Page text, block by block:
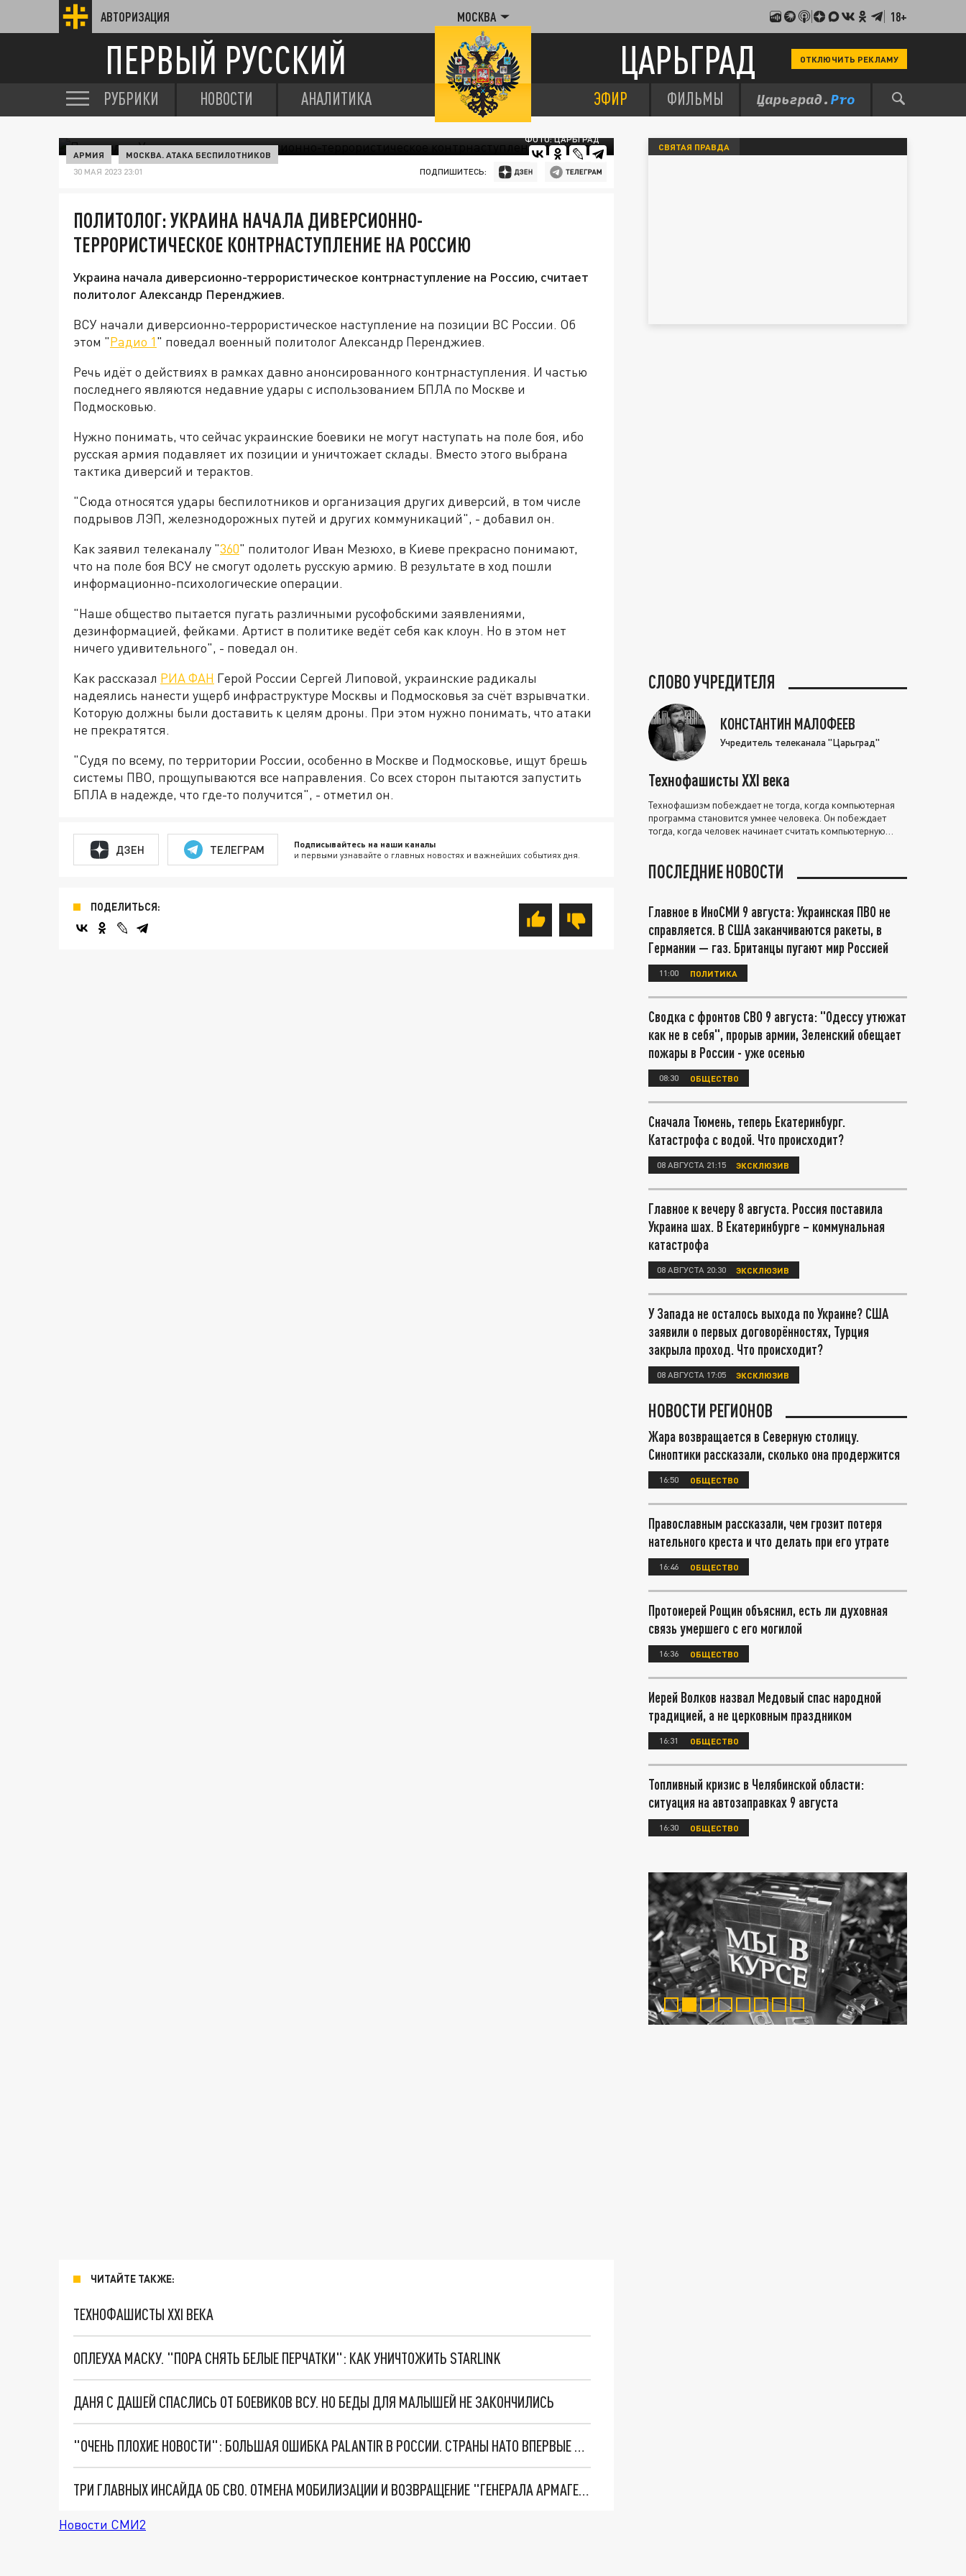
АВТОРИЗАЦИЯ МОСКВА 18+
ПЕРВЫЙ РУССКИЙ ЦАРЬГРАД ОТКЛЮЧИТЬ РЕКЛАМУ
РУБРИКИ НОВОСТИ АНАЛИТИКА ЭФИР ФИЛЬМЫ
ФОТО: ЦАРЬГРАД
АРМИЯ МОСКВА. АТАКА БЕСПИЛОТНИКОВ
30 МАЯ 2023 23:01 ПОДПИШИТЕСЬ:
ПОЛИТОЛОГ: УКРАИНА НАЧАЛА ДИВЕРСИОННО-
ТЕРРОРИСТИЧЕСКОЕ КОНТРНАСТУПЛЕНИЕ НА РОССИЮ
Украина начала диверсионно-террористическое контрнаступление на Россию, считает
политолог Александр Перенджиев.
ВСУ начали диверсионно-террористическое наступление на позиции ВС России. Об
этом "Радио 1" поведал военный политолог Александр Перенджиев.
Речь идёт о действиях в рамках давно анонсированного контрнаступления. И частью
последнего являются недавние удары с использованием БПЛА по Москве и
Подмосковью.
Нужно понимать, что сейчас украинские боевики не могут наступать на поле боя, ибо
русская армия подавляет их позиции и уничтожает склады. Вместо этого выбрана
тактика диверсий и терактов.
"Сюда относятся удары беспилотников и организация других диверсий, в том числе
подрывов ЛЭП, железнодорожных путей и других коммуникаций", - добавил он.
Как заявил телеканалу "360" политолог Иван Мезюхо, в Киеве прекрасно понимают,
что на поле боя ВСУ не смогут одолеть русскую армию. В результате в ход пошли
информационно-психологические операции.
"Наше общество пытается пугать различными русофобскими заявлениями,
дезинформацией, фейками. Артист в политике ведёт себя как клоун. Но в этом нет
ничего удивительного", - поведал он.
Как рассказал РИА ФАН Герой России Сергей Липовой, украинские радикалы
надеялись нанести ущерб инфраструктуре Москвы и Подмосковья за счёт взрывчатки.
Которую должны были доставить к целям дроны. При этом нужно понимать, что атаки
не прекратятся.
"Судя по всему, по территории России, особенно в Москве и Подмосковье, ищут брешь
системы ПВО, прощупываются все направления. Со всех сторон пытаются запустить
БПЛА в надежде, что где-то получится", - отметил он.
ДЗЕН ТЕЛЕГРАМ Подписывайтесь на наши каналы
и первыми узнавайте о главных новостях и важнейших событиях дня.
ПОДЕЛИТЬСЯ:
ЧИТАЙТЕ ТАКЖЕ:
ТЕХНОФАШИСТЫ XXI ВЕКА
ОПЛЕУХА МАСКУ. "ПОРА СНЯТЬ БЕЛЫЕ ПЕРЧАТКИ": КАК УНИЧТОЖИТЬ STARLINK
ДАНЯ С ДАШЕЙ СПАСЛИСЬ ОТ БОЕВИКОВ ВСУ. НО БЕДЫ ДЛЯ МАЛЫШЕЙ НЕ ЗАКОНЧИЛИСЬ
"ОЧЕНЬ ПЛОХИЕ НОВОСТИ": БОЛЬШАЯ ОШИБКА PALANTIR В РОССИИ. СТРАНЫ НАТО ВПЕРВЫЕ ЗА СВО ОСТАНОВИЛИ ПОСТАВКИ ОРУЖИЯ. ВСУ ТЕРЯЮТ ПРИГРАНИЧЬЕ?
ТРИ ГЛАВНЫХ ИНСАЙДА ОБ СВО. ОТМЕНА МОБИЛИЗАЦИИ И ВОЗВРАЩЕНИЕ "ГЕНЕРАЛА АРМАГЕДДОНА"? ОТЛИЧНЫЕ НОВОСТИ, КОТОРЫЕ ЖДАЛИ ВСЕ
Новости СМИ2
СВЯТАЯ ПРАВДА
СЛОВО УЧРЕДИТЕЛЯ
КОНСТАНТИН МАЛОФЕЕВ
Учредитель телеканала "Царьград"
Технофашисты XXI века
Технофашизм побеждает не тогда, когда компьютерная
программа становится умнее человека. Он побеждает
тогда, когда человек начинает считать компьютерную
ПОСЛЕДНИЕ НОВОСТИ
Главное в ИноСМИ 9 августа: Украинская ПВО не
справляется. В США заканчиваются ракеты, в
Германии — газ. Британцы пугают мир Россией
11:00 ПОЛИТИКА
Сводка с фронтов СВО 9 августа: "Одессу утюжат
как не в себя", прорыв армии, Зеленский обещает
пожары в России - уже осенью
08:30 ОБЩЕСТВО
Сначала Тюмень, теперь Екатеринбург.
Катастрофа с водой. Что происходит?
08 АВГУСТА 21:15 ЭКСКЛЮЗИВ
Главное к вечеру 8 августа. Россия поставила
Украина шах. В Екатеринбурге – коммунальная
катастрофа
08 АВГУСТА 20:30 ЭКСКЛЮЗИВ
У Запада не осталось выхода по Украине? США
заявили о первых договорённостях, Турция
закрыла проход. Что происходит?
08 АВГУСТА 17:05 ЭКСКЛЮЗИВ
НОВОСТИ РЕГИОНОВ
Жара возвращается в Северную столицу.
Синоптики рассказали, сколько она продержится
16:50 ОБЩЕСТВО
Православным рассказали, чем грозит потеря
нательного креста и что делать при его утрате
16:46 ОБЩЕСТВО
Протоиерей Рощин объяснил, есть ли духовная
связь умершего с его могилой
16:36 ОБЩЕСТВО
Иерей Волков назвал Медовый спас народной
традицией, а не церковным праздником
16:31 ОБЩЕСТВО
Топливный кризис в Челябинской области:
ситуация на автозаправках 9 августа
16:30 ОБЩЕСТВО